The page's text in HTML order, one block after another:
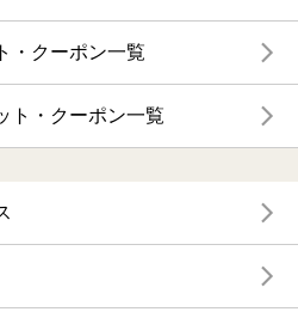
・クーポン一覧
ト・クーポン一覧